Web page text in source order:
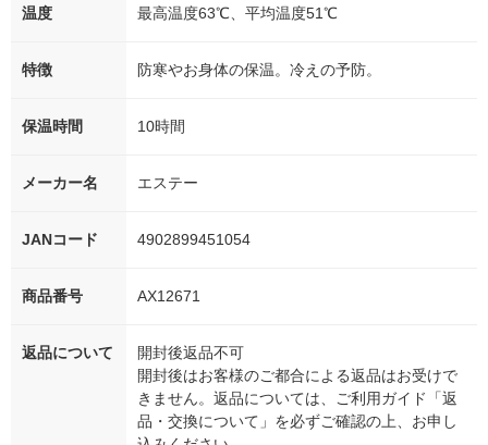
温度 最高温度63℃、平均温度51℃
特徴 防寒やお身体の保温。冷えの予防。
保温時間 10時間
メーカー名 エステー
JANコード 4902899451054
商品番号 AX12671
返品について
開封後返品不可
開封後はお客様のご都合による返品はお受けで
きません。返品については、ご利用ガイド「返
品・交換について」を必ずご確認の上、お申し